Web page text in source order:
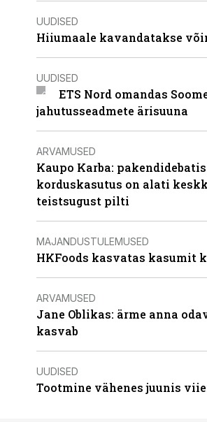
UUDISED
Hiiumaale kavandatakse
UUDISED
ETS Nord omandas
jahutusseadmete ärisuuna
ARVAMUSED
Kaupo Karba:
korduskasutus on alati
teistsugust pilti
MAJANDUSTULEMUSED
HKFoods kasvatas kasumit
ARVAMUSED
Jane Oblikas: ärme anna
kasvab
UUDISED
Tootmine vähenes juunis